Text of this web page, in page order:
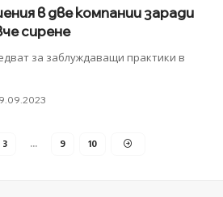
в две компании заради
сирене
за заблуждаващи практики в
3 … 9 10